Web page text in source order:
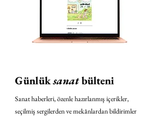
Günlüksanatbülteni
Sanat haberleri, özenle hazırlanmış içerikler,
seçilmiş sergilerden ve mekânlardan bildirimler